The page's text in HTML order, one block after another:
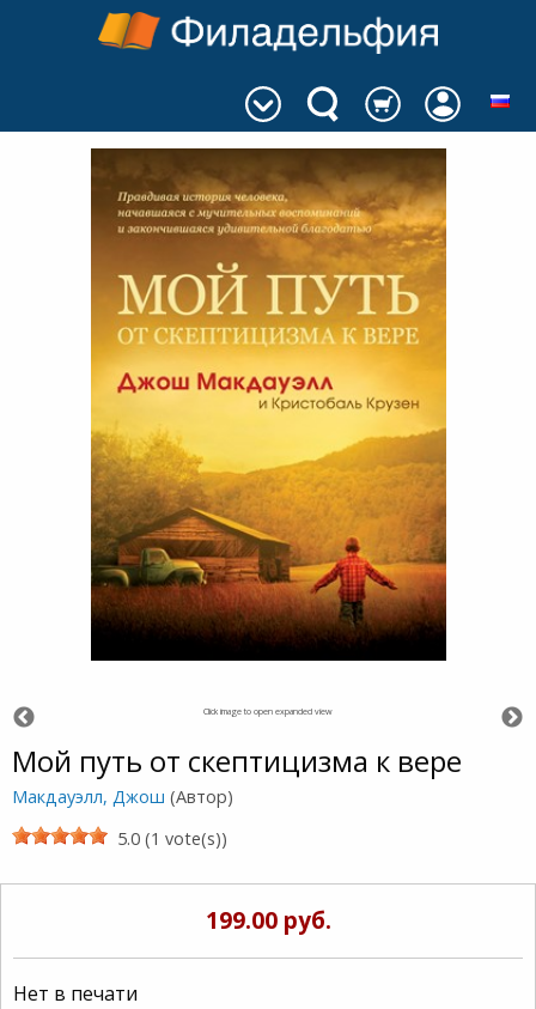
Click image to open expanded view
Мой путь от скептицизма к вере
Макдауэлл, Джош (Автор)
5.0 (1 vote(s))
199.00 руб.
Нет в печати